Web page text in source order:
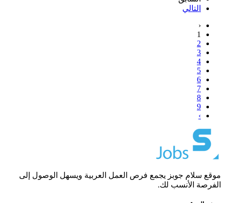
التالي
‹
1
2
3
4
5
6
7
8
9
›
موقع سلام جوبز يجمع فرص العمل العربية ويسهل الوصول إلى
الفرصة الأنسب لك.